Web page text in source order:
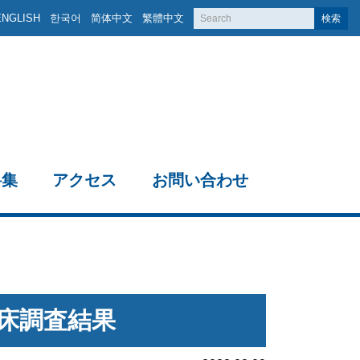
한국어 简体中文 繁體中文 検索
アクセス お問い合わせ
調査結果